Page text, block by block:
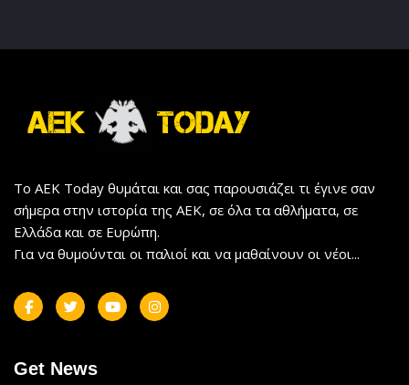
Το AEK Today θυμάται και σας παρουσιάζει τι έγινε σαν
σήμερα στην ιστορία της ΑΕΚ, σε όλα τα αθλήματα, σε
Ελλάδα και σε Ευρώπη.
Για να θυμούνται οι παλιοί και να μαθαίνουν οι νέοι...
Get News